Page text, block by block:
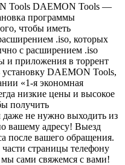
DAEMON Tools —
программы
чтобы иметь
.iso, которых
с расширением .iso
и приложения в торрент
установку DAEMON Tools,
«1-я экономная
низкие цены и высокое
получить
не нужно выходить из
вашему адресу! Выезд
после вашего обращения.
страницы телефону
мы сами свяжемся с вами!